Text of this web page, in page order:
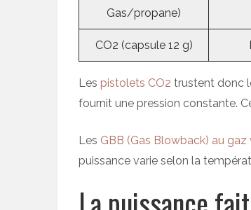
Gas/propane)
CO2 (capsule 12 g)
Les pistolets CO2 trustent donc
fournit une pression constante.
Les GBB (Gas Blowback) au gaz
puissance varie selon la